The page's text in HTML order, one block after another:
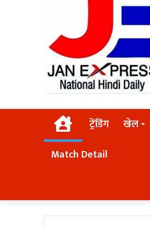
Homeट्रेंडिंग खेल
Match Detail